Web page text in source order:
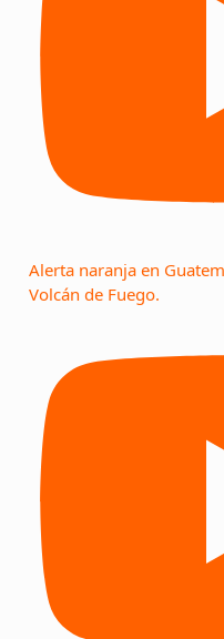
Alerta naranja en
Volcán de Fuego.